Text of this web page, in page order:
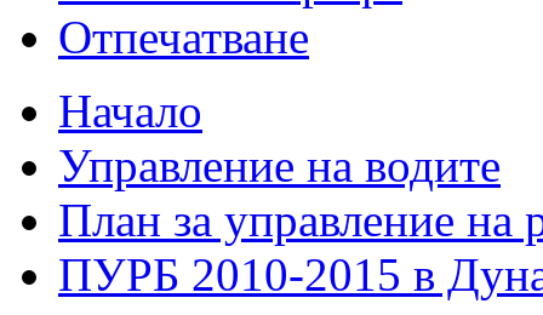
Отпечатване
Начало
Управление на водите
План за управление на
ПУРБ 2010-2015 в